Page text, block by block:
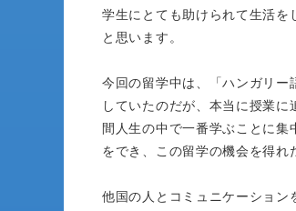
学生にとても助けられて生活を
と思います。
今回の留学中は、「ハンガリー
していたのだが、本当に授業
間人生の中で一番学ぶことに
をでき、この留学の機会を得れ
他国の人とコミュニケーショ